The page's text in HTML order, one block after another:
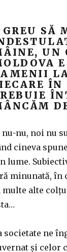
GREU SĂ
UN
ÎN
nu-nu, noi nu
cineva
lume.
minunată, în
alte
societate ne
și celor